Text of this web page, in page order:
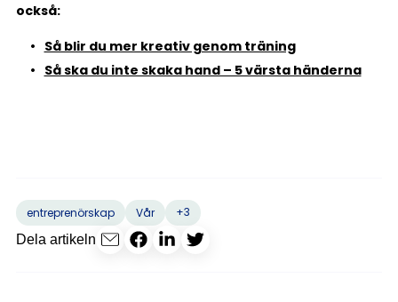
också:
Så blir du mer kreativ genom träning
Så ska du inte skaka hand – 5 värsta händerna
entreprenörskap Vår
+3
Dela artikeln